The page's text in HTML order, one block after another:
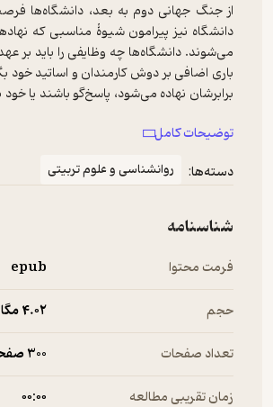
از جنگ جهانی دوم به بعد، دانشگاه‌ها
دانشگاه نیز پیرامون شیوۀ مناسبی که
می‌شوند. دانشگاه‌ها چه وظایفی را باید بر
باری اضافی بر دوش کارمندان و اساتید خود
برابرشان نهاده می‌شود، پاسخ‌گو باشند یا
توضیحات کامل
دسته‌ها:
روانشناسی و علوم تربیتی
شناسنامه
فرمت محتوا epub
حجم 4.۰۲ مگابایت
تعداد صفحات 300 صفحه
زمان تقریبی مطالعه ۰۰:۰۰